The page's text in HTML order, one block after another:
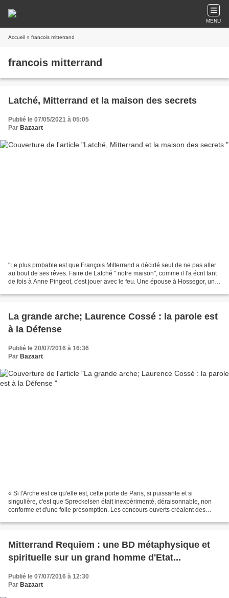
MENU
Accueil » francois mitterrand
francois mitterrand
Latché, Mitterrand et la maison des secrets
Publié le 07/05/2021 à 05:05
Par Bazaart
"Le plus probable est que François Mitterrand a décidé seul de ne pas aller
au bout de ses rêves. Faire de Latché " notre maison", comme il l'a écrit tant
de fois à Anne Pingeot, c'est jouer avec le feu. Une épouse à Hossegor, une
La grande arche; Laurence Cossé : la parole est
à la Défense
Publié le 20/07/2016 à 16:36
Par Bazaart
« Si l'Arche est ce qu'elle est, cette porte de Paris, si puissante et si
singulière, c'est que Spreckelsen était inexpérimenté, déraisonnable, non
conforme et d'une folle présomption. Les concours ouverts créaient des
Mitterrand Requiem : une BD métaphysique et
spirituelle sur un grand homme d'Etat...
Publié le 07/07/2016 à 12:30
Par Bazaart